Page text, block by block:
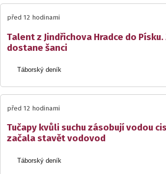
před 12 hodinami
Talent z Jindřichova Hradce do
dostane šanci
Táborský deník
před 12 hodinami
Tučapy kvůli suchu zásobují vodou
začala stavět vodovod
Táborský deník